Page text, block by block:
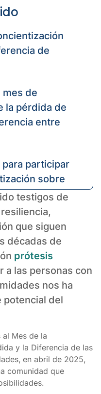
testigos de
que siguen
décadas de
prótesis
a las personas con
nos ha
potencial del
Mes de la
y la Diferencia de las
en abril de 2025,
comunidad que
de
mes de
la pérdida de
entre
participar
sobre
entre las
consciente
de